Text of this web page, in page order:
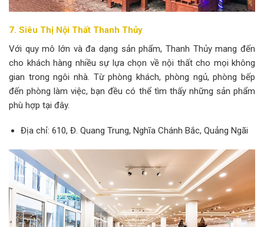
7. Siêu Thị Nội Thất Thanh Thủy
Với quy mô lớn và đa dạng sản phẩm, Thanh Thủy mang đến
cho khách hàng nhiều sự lựa chọn về nội thất cho mọi không
gian trong ngôi nhà. Từ phòng khách, phòng ngủ, phòng bếp
đến phòng làm việc, bạn đều có thể tìm thấy những sản phẩm
phù hợp tại đây.
Địa chỉ: 610, Đ. Quang Trung, Nghĩa Chánh Bắc, Quảng Ngãi